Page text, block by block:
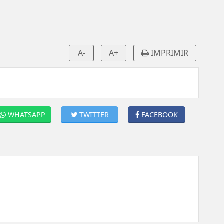
A- A+ IMPRIMIR
FACEBOOK
TWITTER
WHATSAPP